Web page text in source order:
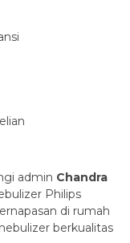
admin Chandra
Philips
di rumah
berkualitas